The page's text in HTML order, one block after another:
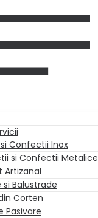
Confectii Inox
si Confectii Metalice
Artizanal
si Balustrade
Corten
Pasivare